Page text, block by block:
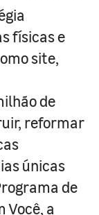
físicas e
site,
de
reformar
únicas
de
Você, a